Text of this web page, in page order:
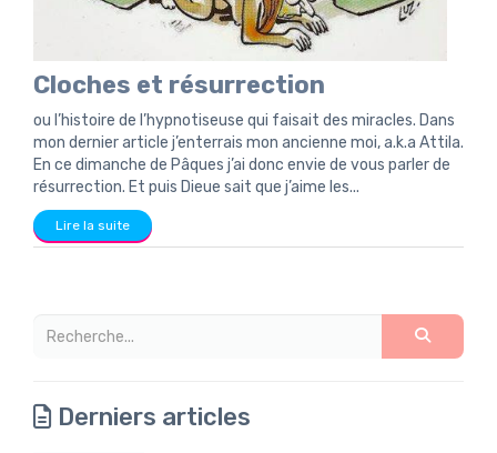
Cloches et résurrection
ou l’histoire de l’hypnotiseuse qui faisait des miracles. Dans
mon dernier article j’enterrais mon ancienne moi, a.k.a Attila.
En ce dimanche de Pâques j’ai donc envie de vous parler de
résurrection. Et puis Dieue sait que j’aime les...
Lire la suite
Derniers articles